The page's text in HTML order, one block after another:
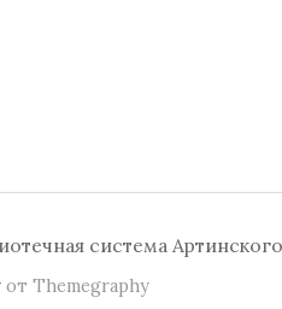
система
от Themegraphy